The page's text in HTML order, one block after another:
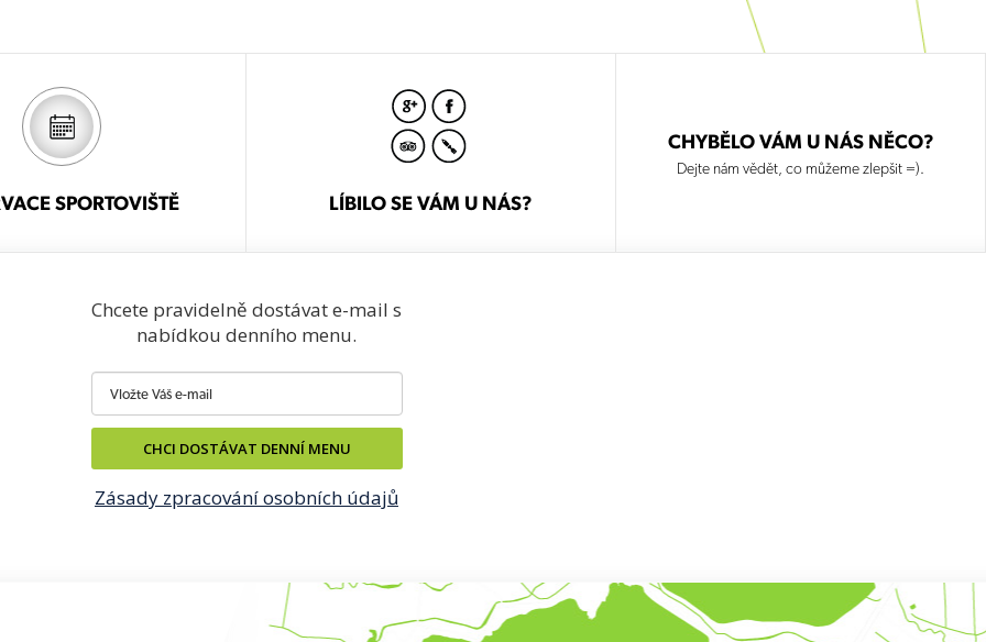
SPORTOVIŠTĚ LÍBILO SE VÁM U NÁS?
CHYBĚLO VÁM U NÁS NĚCO?
Dejte nám vědět, co můžeme zlepšit =).
Chcete pravidelně dostávat e-mail s
nabídkou denního menu.
CHCI DOSTÁVAT DENNÍ MENU
Zásady zpracování osobních údajů